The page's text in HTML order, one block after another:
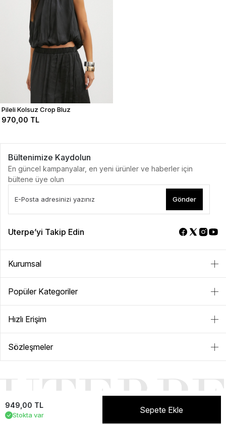
949,00 TL
Stokta var Sepete Ekle
Pileli Kolsuz Crop Bluz
970,00 TL
Bültenimize Kaydolun
En güncel kampanyalar, en yeni ürünler ve haberler için
bültene üye olun
Gönder
Uterpe’yi Takip Edin
Kurumsal
Popüler Kategoriler
Hızlı Erişim
Sözleşmeler